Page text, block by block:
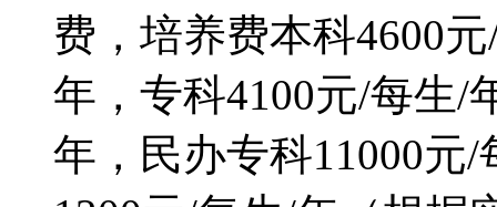
费，培养费本科4600
年，专科4100元/每生/
年，民办专科11000元